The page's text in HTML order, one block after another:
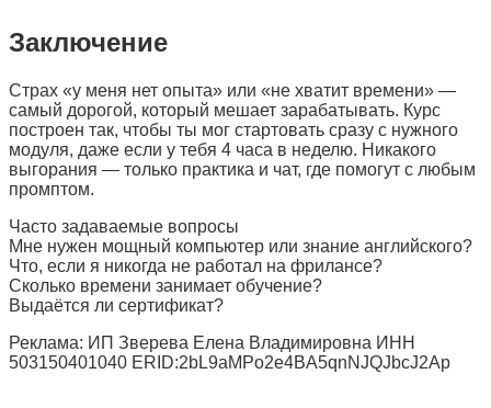
Заключение
Страх «у меня нет опыта» или «не хватит времени» —
самый дорогой, который мешает зарабатывать. Курс
построен так, чтобы ты мог стартовать сразу с нужного
модуля, даже если у тебя 4 часа в неделю. Никакого
выгорания — только практика и чат, где помогут с любым
промптом.
Часто задаваемые вопросы
Мне нужен мощный компьютер или знание английского?
Что, если я никогда не работал на фрилансе?
Сколько времени занимает обучение?
Выдаётся ли сертификат?
Реклама: ИП Зверева Елена Владимировна ИНН
503150401040 ERID:2bL9aMPo2e4BA5qnNJQJbcJ2Ap